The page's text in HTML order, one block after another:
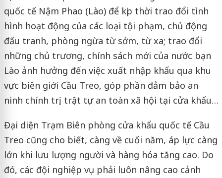
quốc tế Nậm Phao (Lào) để kịp thời trao đổi tình
hình hoạt động của các loại tội phạm, chủ động
đấu tranh, phòng ngừa từ sớm, từ xa; trao đổi
những chủ trương, chính sách mới của nước bạn
Lào ảnh hưởng đến việc xuất nhập khẩu qua khu
vực biên giới Cầu Treo, góp phần đảm bảo an
ninh chính trị, trật tự an toàn xã hội tại cửa khẩu…
Đại diện Trạm Biên phòng cửa khẩu quốc tế Cầu
Treo cũng cho biết, càng về cuối năm, áp lực càng
lớn khi lưu lượng người và hàng hóa tăng cao. Do
đó, các đội nghiệp vụ phải luôn nâng cao cảnh